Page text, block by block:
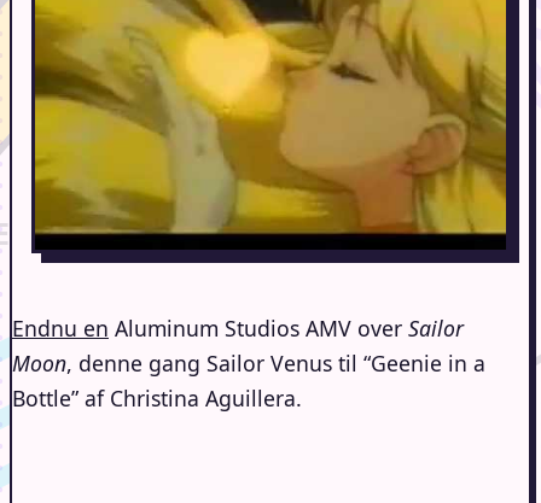
Endnu en Aluminum Studios AMV over Sailor
Moon, denne gang Sailor Venus til “Geenie in a
Bottle” af Christina Aguillera.